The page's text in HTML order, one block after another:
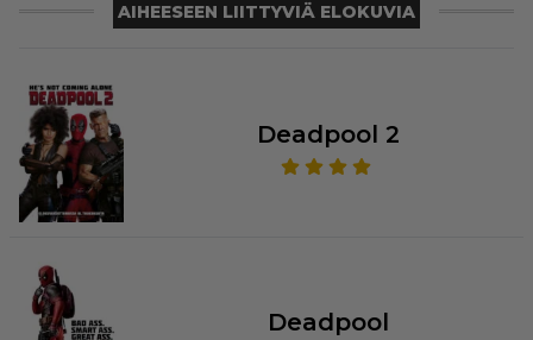
AIHEESEEN LIITTYVIÄ ELOKUVIA
Deadpool 2
Deadpool